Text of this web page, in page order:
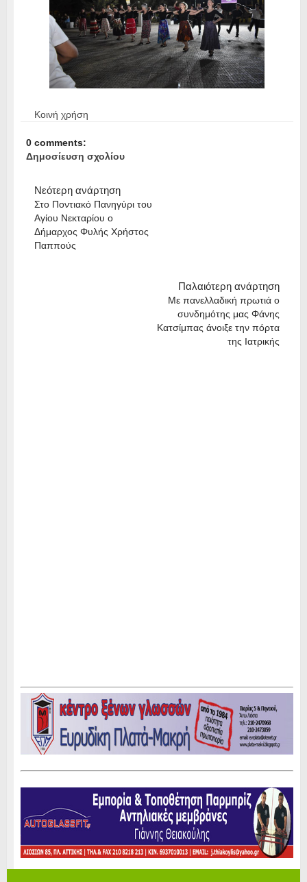
Κοινή χρήση
0 comments:
Δημοσίευση σχολίου
Νεότερη ανάρτηση
Στο Ποντιακό Πανηγύρι του
Αγίου Νεκταρίου ο
Δήμαρχος Φυλής Χρήστος
Παππούς
Παλαιότερη ανάρτηση
Με πανελλαδική πρωτιά ο
συνδημότης μας Φάνης
Κατσίμπας άνοιξε την πόρτα
της Ιατρικής